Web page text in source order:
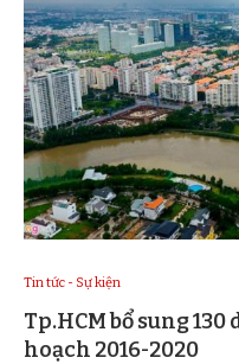
Tin tức - Sự kiện
Tp.HCM bổ sung
hoạch 2016-2020